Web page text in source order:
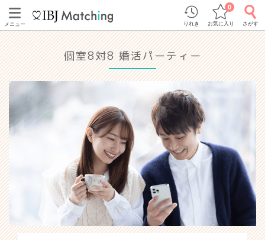
メニュー りれき お気に入り
0
さがす
個室8対8 婚活パーティー